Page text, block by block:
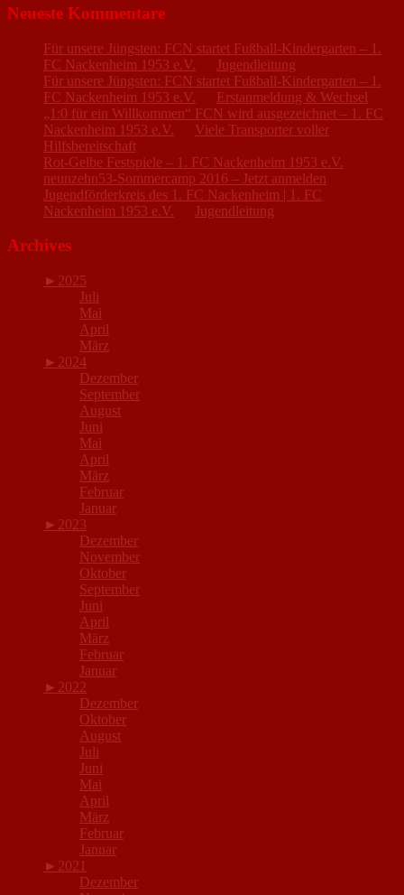
Neueste Kommentare
Für unsere Jüngsten: FCN startet Fußball-Kindergarten – 1.
FC Nackenheim 1953 e.V.
Jugendleitung
Für unsere Jüngsten: FCN startet Fußball-Kindergarten – 1.
FC Nackenheim 1953 e.V.
Erstanmeldung & Wechsel
„1:0 für ein Willkommen“ FCN wird ausgezeichnet – 1. FC
Nackenheim 1953 e.V.
Viele Transporter voller
Hilfsbereitschaft
Rot-Gelbe Festspiele – 1. FC Nackenheim 1953 e.V.
neunzehn53-Sommercamp 2016 – Jetzt anmelden
Jugendförderkreis des 1. FC Nackenheim | 1. FC
Nackenheim 1953 e.V.
Jugendleitung
Archives
► 2025
Juli
Mai
April
März
► 2024
Dezember
September
August
Juni
Mai
April
März
Februar
Januar
► 2023
Dezember
November
Oktober
September
Juni
April
März
Februar
Januar
► 2022
Dezember
Oktober
August
Juli
Juni
Mai
April
März
Februar
Januar
► 2021
Dezember